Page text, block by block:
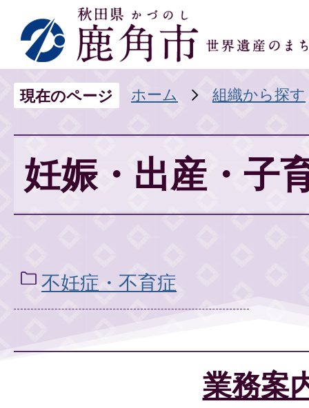
現在のページ ホーム 組織から探す
妊娠・出産・子
不妊症・不育症
業務案